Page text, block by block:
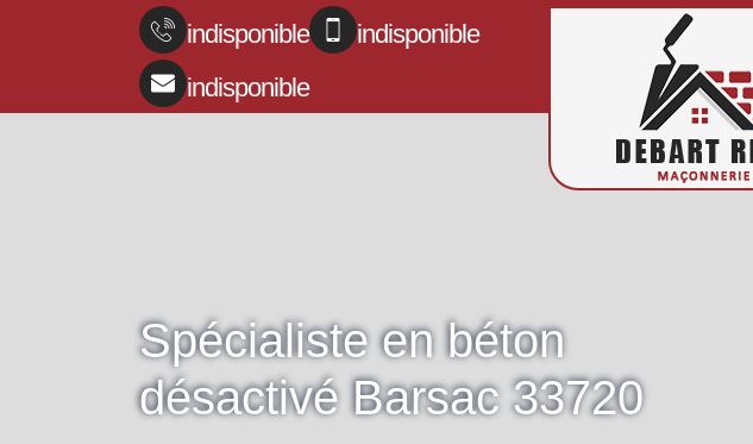
indisponible
indisponible
indisponible
Spécialiste en béton
désactivé Barsac 33720